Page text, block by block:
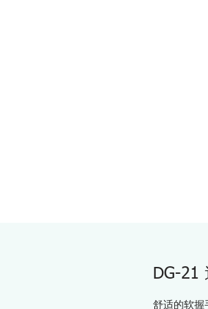
DG-21
舒适的软握